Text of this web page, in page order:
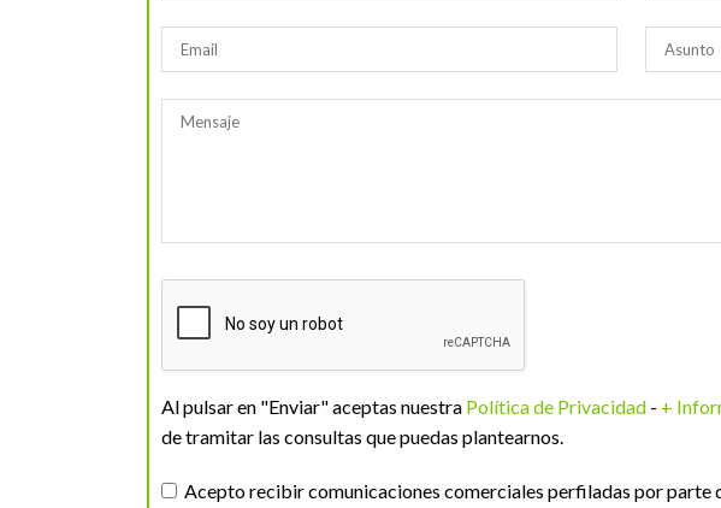
Al pulsar en "Enviar" aceptas nuestra Política de Privacidad - +
de tramitar las consultas que puedas plantearnos.
Acepto recibir comunicaciones comerciales perfiladas por parte